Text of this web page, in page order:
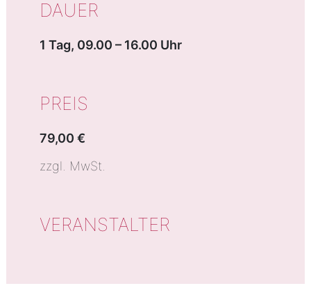
DAUER
1 Tag, 09.00 – 16.00 Uhr
PREIS
79,00 €
zzgl. MwSt.
VERANSTALTER